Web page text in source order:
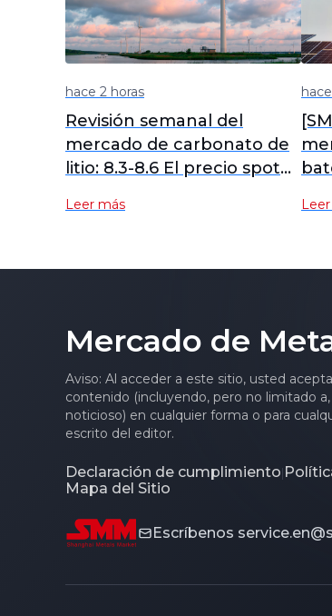
hace 2 horas
Revisión semanal del
mercado de carbonato de
litio: 8.3-8.6 El precio spot
litio bajó ligeramente
Leer más
los
en
Mercado de
Aviso: Al acceder a este sitio, usted
contenido (incluyendo, pero no limitado
noticioso) en cualquier forma o para
escrito del editor.
Declaración de cumplimiento|
Mapa del Sitio
Escríbenos